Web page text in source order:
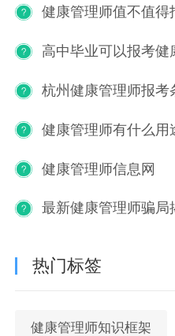
高中毕业可以报考健
杭州健康管理师报考
健康管理师有什么用
健康管理师信息网
最新健康管理师骗局
热门标签
健康管理师知识框架